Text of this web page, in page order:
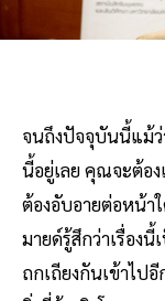
จนถึงปัจจุบันนี้แม้
นี้อยู่เลย คุณจะต้อง
ต้องอับอายต่อหน้าใ
มายด์รู้สึกว่าเรื่องนี้
ถกเถียงกันเข้าไป